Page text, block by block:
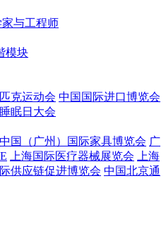
与工程师
模块
克运动会 中国国际进口博览会
睡眠日大会
中国（广州）国际家具博览会 广
上海国际医疗器械展览会
上海
供应链促进博览会 中国北京通